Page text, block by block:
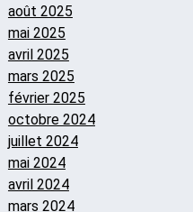
août 2025
mai 2025
avril 2025
mars 2025
février 2025
octobre 2024
juillet 2024
mai 2024
avril 2024
mars 2024